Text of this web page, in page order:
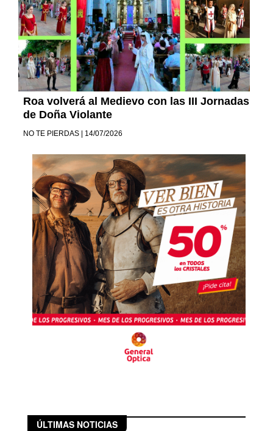
Roa volverá al Medievo con las III Jornadas
de Doña Violante
NO TE PIERDAS | 14/07/2026
ÚLTIMAS NOTICIAS